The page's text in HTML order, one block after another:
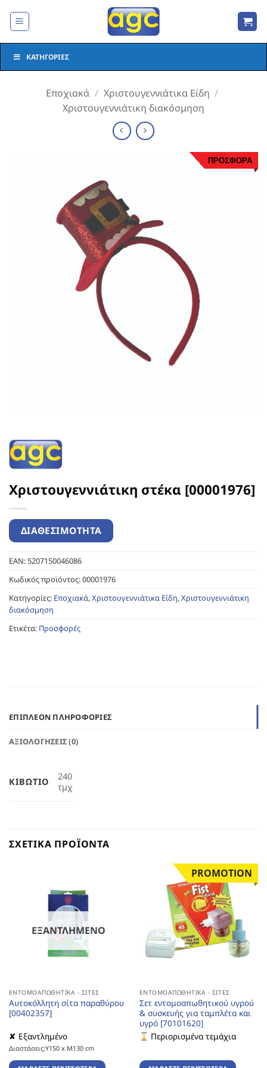
στο
ΚΑΤΗΓΟΡΊΕΣ
Εποχιακά / Χριστουγεννιάτικα Είδη /
Χριστουγεννιάτικη διακόσμηση
ΠΡΟΣΦΟΡΑ
Χριστουγεννιάτικη στέκα [00001976]
EAN:5207150046086
Κωδικός προϊόντος:00001976
Κατηγορίες: Εποχιακά,Χριστουγεννιάτικα Είδη,Χριστουγεννιάτικη
διακόσμηση
Ετικέτα: Προσφορές
ΕΠΙΠΛΈΟΝ ΠΛΗΡΟΦΟΡΊΕΣ
ΑΞΙΟΛΟΓΉΣΕΙΣ (0)
ΚΙΒΏΤΙΟ
240
τμχ
ΣΧΕΤΙΚΆ ΠΡΟΪΌΝΤΑ
ΕΞΑΝΤΛΗΜΈΝΟ
ΕΝΤΟΜΟΑΠΩΘΗΤΙΚΆ - ΣΊΤΕΣ
Αυτοκόλλητη σίτα παραθύρου
[00402357]
✘ Εξαντλημένο
Διαστάσεις:Υ150 x Μ130 cm
PROMOTION
ΕΝΤΟΜΟΑΠΩΘΗΤΙΚΆ - ΣΊΤΕΣ
Σετ εντομοαπωθητικού υγρού
& συσκευής για ταμπλέτα και
υγρό [70101620]
Περιορισμένα τεμάχια